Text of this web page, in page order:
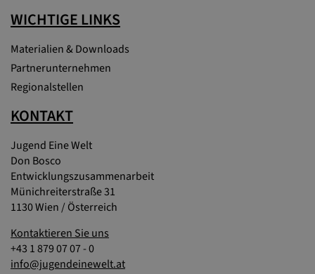
WICHTIGE LINKS
Materialien & Downloads
Partnerunternehmen
Regionalstellen
KONTAKT
Jugend Eine Welt
Don Bosco
Entwicklungszusammenarbeit
Münichreiterstraße 31
1130 Wien / Österreich
Kontaktieren Sie uns
+43 1 879 07 07 - 0
info@jugendeinewelt.at